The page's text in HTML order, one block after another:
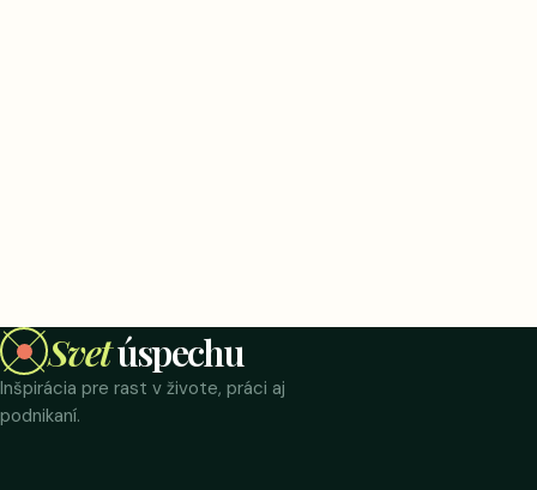
Svetúspechu
Inšpirácia pre rast v živote, práci aj
podnikaní.